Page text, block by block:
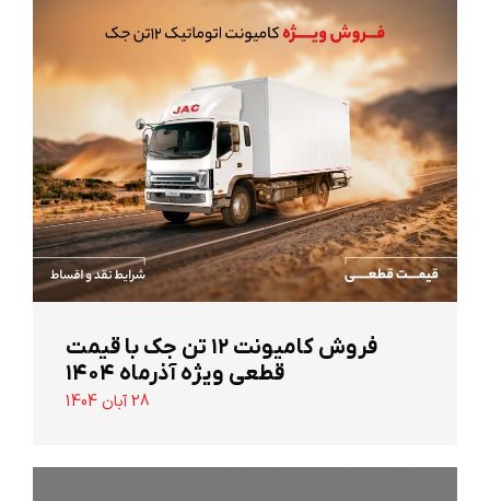
‌فروش کامیونت ۱۲ تن جک با قیمت
قطعی ویژه آذرماه ۱۴۰۴
28 آبان 1404